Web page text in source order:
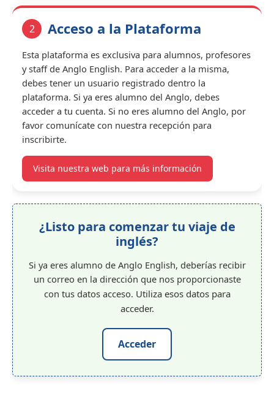
2 Acceso a la Plataforma
Esta plataforma es exclusiva para alumnos, profesores
y staff de Anglo English. Para acceder a la misma,
debes tener un usuario registrado dentro la
plataforma. Si ya eres alumno del Anglo, debes
acceder a tu cuenta. Si no eres alumno del Anglo, por
favor comunícate con nuestra recepción para
inscribirte.
Visita nuestra web para más información
¿Listo para comenzar tu viaje de
inglés?
Si ya eres alumno de Anglo English, deberías recibir
un correo en la dirección que nos proporcionaste
con tus datos acceso. Utiliza esos datos para
acceder.
Acceder